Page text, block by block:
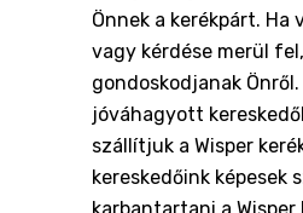
Önnek a kerékpárt. Ha
vagy kérdése merül
gondoskodjanak
jóváhagyott
szállítjuk a Wisper
kereskedőink képesek